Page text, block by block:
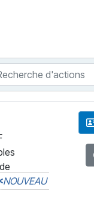
de FNBd'actions
NOUVEAU